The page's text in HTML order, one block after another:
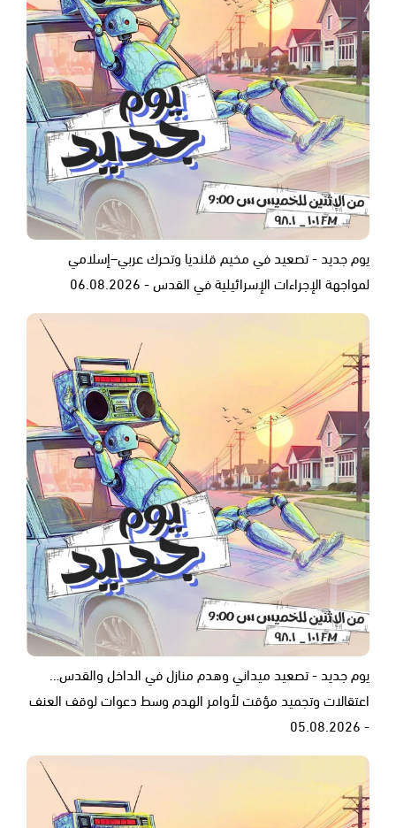
يوم جديد - تصعيد في مخيم قلنديا وتحرك عربي–إسلامي
لمواجهة الإجراءات الإسرائيلية في القدس - 06.08.2026
يوم جديد - تصعيد ميداني وهدم منازل في الداخل والقدس…
اعتقالات وتجميد مؤقت لأوامر الهدم وسط دعوات لوقف العنف
- 05.08.2026